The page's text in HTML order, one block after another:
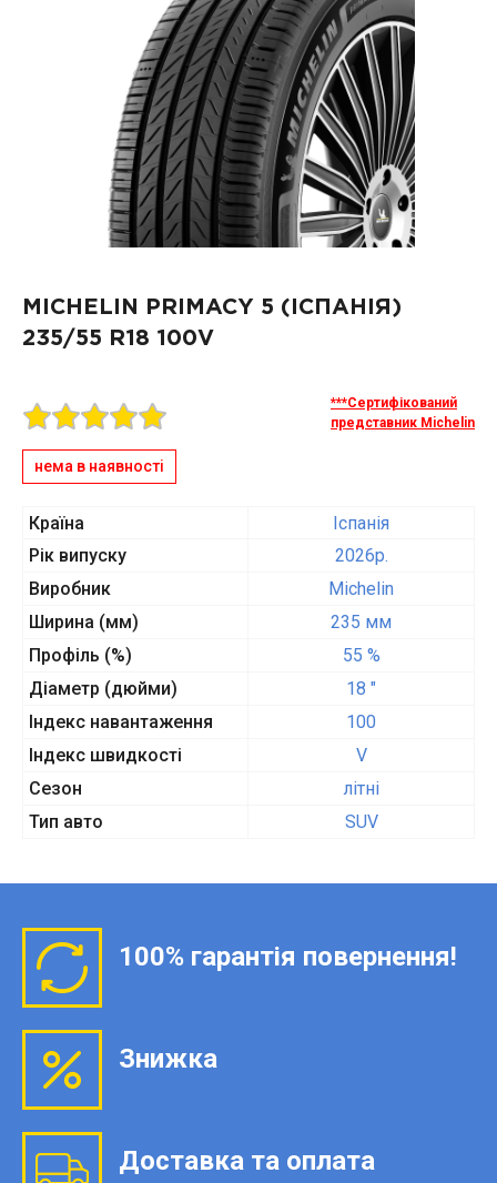
MICHELIN PRIMACY 5 (ІСПАНІЯ)
235/55 R18 100V
***Сертифікований
представник Michelin
нема в наявності
Країна
Іспанія
Рік випуску
2026p.
Виробник
Michelin
Ширина (мм)
235 мм
Профіль (%)
55 %
Діаметр (дюйми)
18 "
Індекс навантаження
100
Індекс швидкості
V
Сезон
літні
Тип авто
SUV
100% гарантія повернення!
Знижка
Доставка та оплата